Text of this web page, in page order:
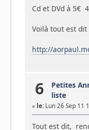
Cd et DVd à 5€
Voilà tout est
http://
6 Petites
liste
« le:Lun 26 Sep 11
Tout est dit,